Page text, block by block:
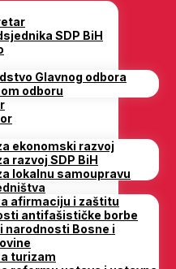
SDP BiH
Glavnog odbora
odboru
ekonomski razvoj
razvoj SDP BiH
lokalnu samoupravu
afirmaciju i zaštitu
antifašističke borbe
narodnosti Bosne i
turizam